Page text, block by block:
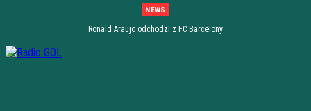
NEWS
Ronald Araujo odchodzi z FC Barcelony